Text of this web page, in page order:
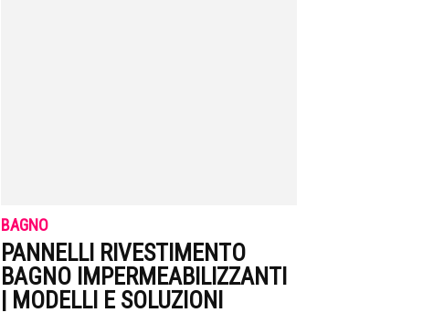
BAGNO
PANNELLI RIVESTIMENTO
BAGNO IMPERMEABILIZZANTI
| MODELLI E SOLUZIONI